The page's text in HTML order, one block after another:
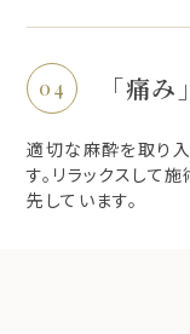
「痛
適切な麻酔を取り
す。リラックスして
先しています。